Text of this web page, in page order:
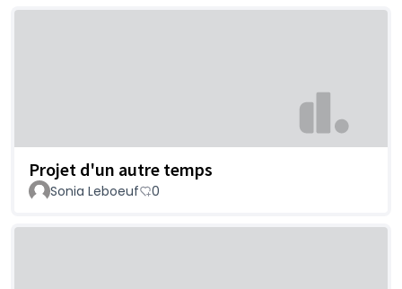
Projet d'un autre temps
Sonia Leboeuf 0